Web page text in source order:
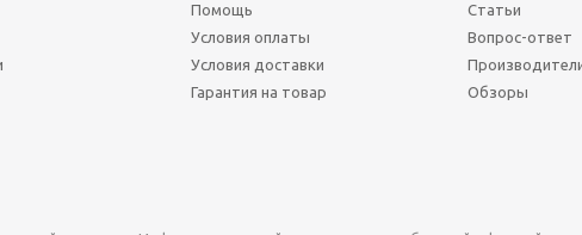
Помощь
Условия оплаты
Условия доставки
Гарантия на товар
Статьи
Вопрос-ответ
Обзоры